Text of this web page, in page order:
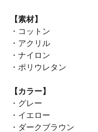
【素材】
・コットン
・アクリル
・ナイロン
・ポリウレタン
【カラー】
・グレー
・イエロー
・ダークブラウン